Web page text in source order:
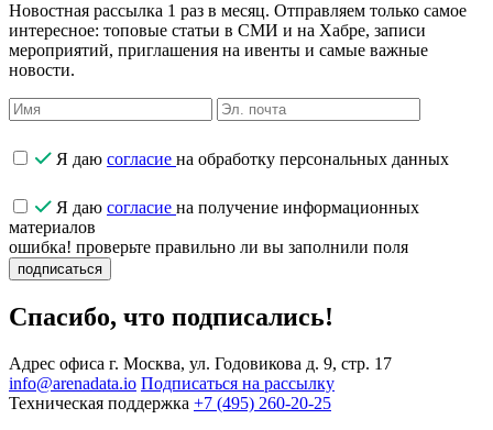
Новостная рассылка 1 раз в месяц. Отправляем только самое
интересное: топовые статьи в СМИ и на Хабре, записи
мероприятий, приглашения на ивенты и самые важные
новости.
Я даю согласие на обработку персональных данных
Я даю согласие на получение информационных
материалов
ошибка! проверьте правильно ли вы заполнили поля
подписаться
Спасибо, что подписались!
Адрес офиса г. Москва, ул. Годовикова д. 9, стр. 17
info@arenadata.io Подписаться на рассылку
Техническая поддержка +7 (495) 260-20-25